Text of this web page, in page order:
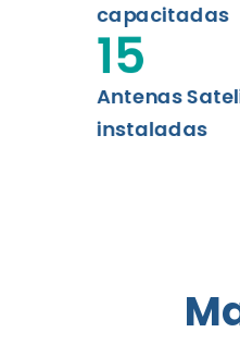
capacitadas
Antenas
instaladas
15